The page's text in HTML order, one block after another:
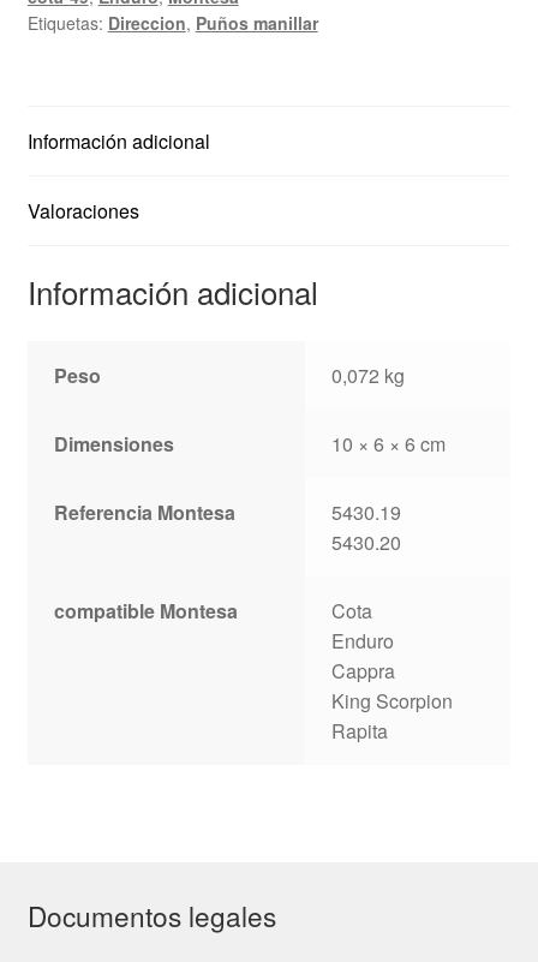
King
Scorpion;
Etiquetas: Direccion, Puños manillar
Información adicional
Valoraciones
Información adicional
Peso 0,072 kg
Dimensiones 10 × 6 × 6 cm
Referencia Montesa
5430.19
5430.20
compatible Montesa
Cota
Enduro
Cappra
King Scorpion
Rapita
Documentos legales